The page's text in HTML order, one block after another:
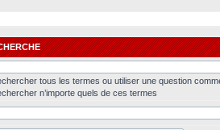
tous les termes ou utiliser une question
n’importe quels de ces termes